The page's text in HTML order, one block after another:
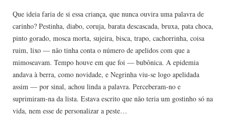
Que ideia faria de si essa criança, que nunca ouvira uma palavra de
carinho? Pestinha, diabo, coruja, barata descascada, bruxa, pata choca,
pinto gorado, mosca morta, sujeira, bisca, trapo, cachorrinha, coisa
ruim, lixo — não tinha conta o número de apelidos com que a
mimoseavam. Tempo houve em que foi — bubônica. A epidemia
andava à berra, como novidade, e Negrinha viu-se logo apelidada
assim — por sinal, achou linda a palavra. Perceberam-no e
suprimiram-na da lista. Estava escrito que não teria um gostinho só na
vida, nem esse de personalizar a peste…